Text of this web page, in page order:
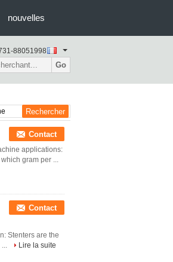
nouvelles
88051998
Go
Contact
applications:
gram per ...
Contact
Stenters are the
Lire la suite